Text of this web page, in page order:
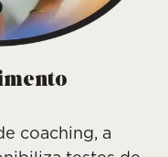
coaching, a